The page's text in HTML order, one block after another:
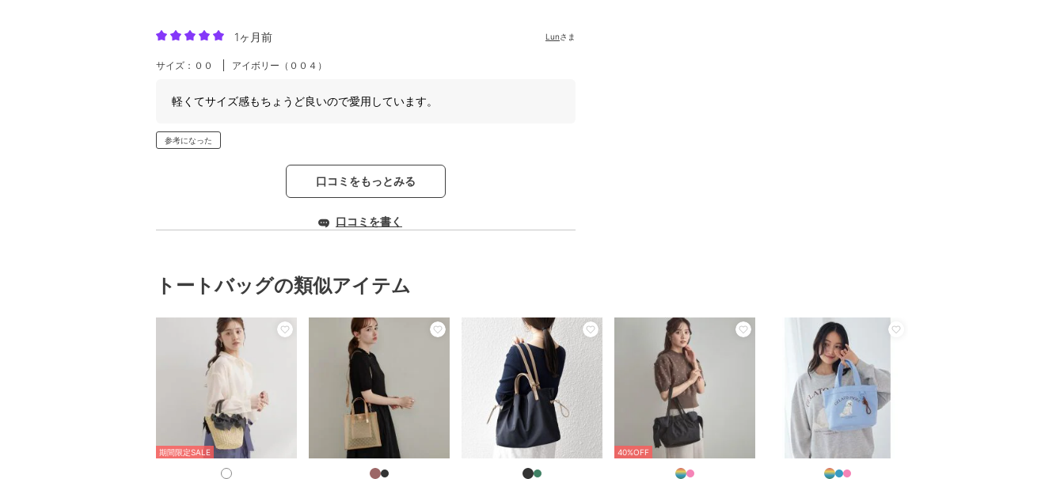
1ヶ月前 Lunさま
サイズ：００ アイボリー（００４）
軽くてサイズ感もちょうど良いので愛用しています。
参考になった
口コミをもっとみる
口コミを書く
トートバッグの類似アイテム
期間限定SALE 40%OFF